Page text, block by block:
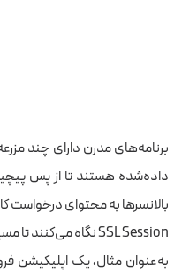
برنامه‌های مدرن دارای چند
داده‌شده هستند تا از پس
SSL Session نگاه می‌کنند تا مسیر ترافیک را تغییر دهند.
به‌عنوان مثال، یک اپلیکیشن